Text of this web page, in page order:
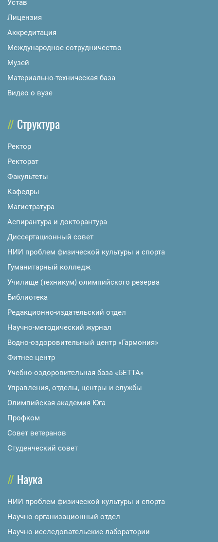
Устав
Лицензия
Аккредитация
Международное сотрудничество
Музей
Материально-техническая база
Видео о вузе
Структура
Ректор
Ректорат
Факультеты
Кафедры
Магистратура
Аспирантура и докторантура
Диссертационный совет
НИИ проблем физической культуры и спорта
Гуманитарный колледж
Училище (техникум) олимпийского резерва
Библиотека
Редакционно-издательский отдел
Научно-методический журнал
Водно-оздоровительный центр «Гармония»
Фитнес центр
Учебно-оздоровительная база «БЕТТА»
Управления, отделы, центры и службы
Олимпийская академия Юга
Профком
Совет ветеранов
Студенческий совет
Наука
НИИ проблем физической культуры и спорта
Научно-организационный отдел
Научно-исследовательские лаборатории